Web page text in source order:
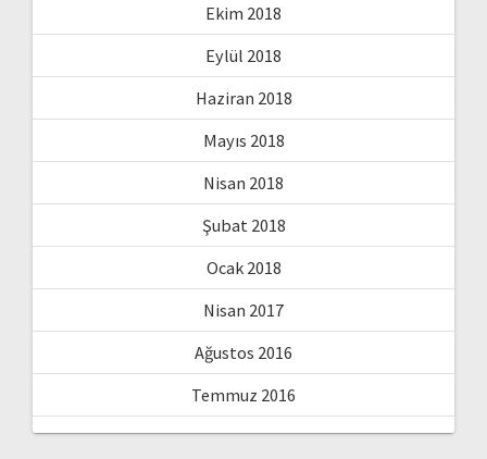
Ekim 2018
Eylül 2018
Haziran 2018
Mayıs 2018
Nisan 2018
Şubat 2018
Ocak 2018
Nisan 2017
Ağustos 2016
Temmuz 2016